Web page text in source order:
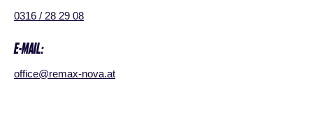
0316 / 28 29 08
E-MAIL:
office@remax-nova.at